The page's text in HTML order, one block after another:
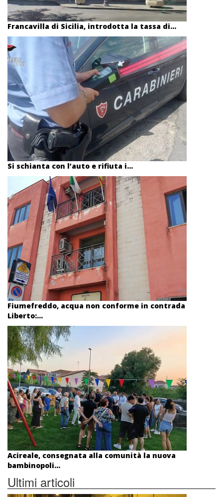
Francavilla di Sicilia, introdotta la tassa di...
Si schianta con l’auto e rifiuta i...
Fiumefreddo, acqua non conforme in contrada
Liberto:...
Acireale, consegnata alla comunità la nuova
bambinopoli...
Ultimi articoli